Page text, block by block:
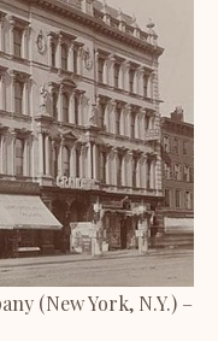
(New York, N.Y.) –